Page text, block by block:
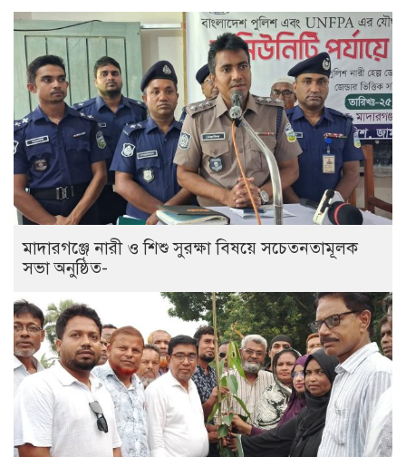
মাদারগঞ্জে নারী ও শিশু সুরক্ষা বিষয়ে সচেতনতামূলক
সভা অনুষ্ঠিত-